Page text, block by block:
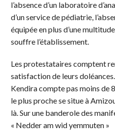
l’absence d’un laboratoire
d’un service de pédiatrie,
équipée en plus d’une
souffre l’établissement.
Les protestataires comptent
satisfaction de leurs
Kendira compte pas moins de
le plus proche se situe à
là. Sur une banderole des
« Nedder am wid yemmuten »